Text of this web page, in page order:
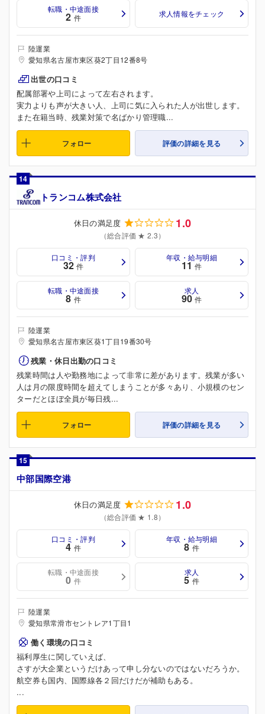
転職・中途面接
2 件 求人情報をチェック
陸運業
愛知県名古屋市東区葵2丁目12番8号
出世の口コミ
配属部署や上司によって左右されます。
実力よりも声が大きい人、上司に気に入られた人が出世します。
また在籍当時、残業対策で名ばかり管理職...
フォロー 評価の詳細を見る
14
トランコム株式会社
休日の満足度 1.0
（総合評価 ★ 2.3）
口コミ・評判
32 件
年収・給与明細
11 件
転職・中途面接
8 件
求人
90 件
陸運業
愛知県名古屋市東区葵1丁目19番30号
残業・休日出勤の口コミ
残業時間は人や勤務地によって非常に差があります。残業が多い
人は月の限度時間を超えてしまうことが多々あり、小規模のセン
ターだとほぼ全員が毎日残...
フォロー 評価の詳細を見る
15
中部国際空港
休日の満足度 1.0
（総合評価 ★ 1.8）
口コミ・評判
4 件
年収・給与明細
8 件
転職・中途面接
0 件
求人
5 件
陸運業
愛知県常滑市セントレア1丁目1
働く環境の口コミ
福利厚生に関していえば、
さすが大企業というだけあって申し分ないのではないだろうか。
航空券も国内、国際線各２回だけだが補助もある。
...